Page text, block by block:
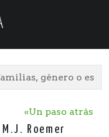
«Un paso atrás
M.J. Roemer